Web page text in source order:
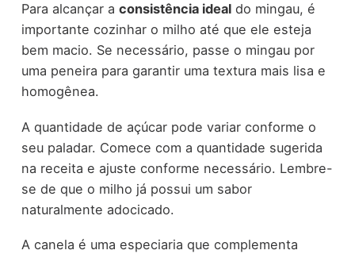
Para alcançar a consistência idealdo mingau, é
importante cozinhar o milho até que ele esteja
bem macio. Se necessário, passe o mingau por
uma peneira para garantir uma textura mais lisa e
homogênea.
A quantidade de açúcar pode variar conforme o
seu paladar. Comece com a quantidade sugerida
na receita e ajuste conforme necessário. Lembre-
se de que o milho já possui um sabor
naturalmente adocicado.
A canela é uma especiaria que complementa